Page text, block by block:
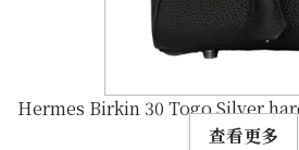
Hermes Birkin 30 Togo Silver
查看更多